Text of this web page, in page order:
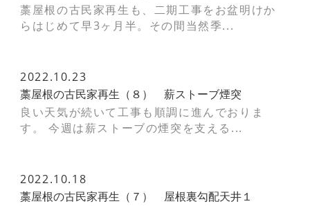
藁屋根の古民家再生も、二期工事をお盆明けか
らはじめて早3ヶ月半。その間当然季...
2022.10.23
藁屋根の古民家再生（８） 薪ストーブ煙突
良い天気が続いて工事も順調に進んでおりま
す。 今週は薪ストーブの煙突を支える...
2022.10.18
藁屋根の古民家再生（７） 屋根裏勾配天井１